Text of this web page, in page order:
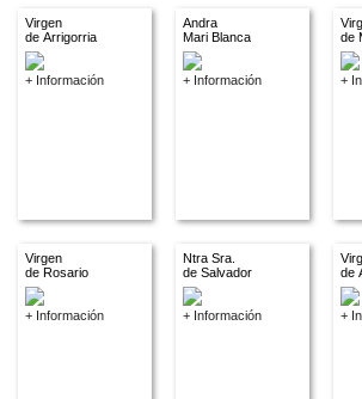
Virgen
de Arrigorria
+ Información
Andra
Mari Blanca
+ Información
de
+
Virgen
de Rosario
+ Información
Ntra Sra.
de Salvador
+ Información
de
+